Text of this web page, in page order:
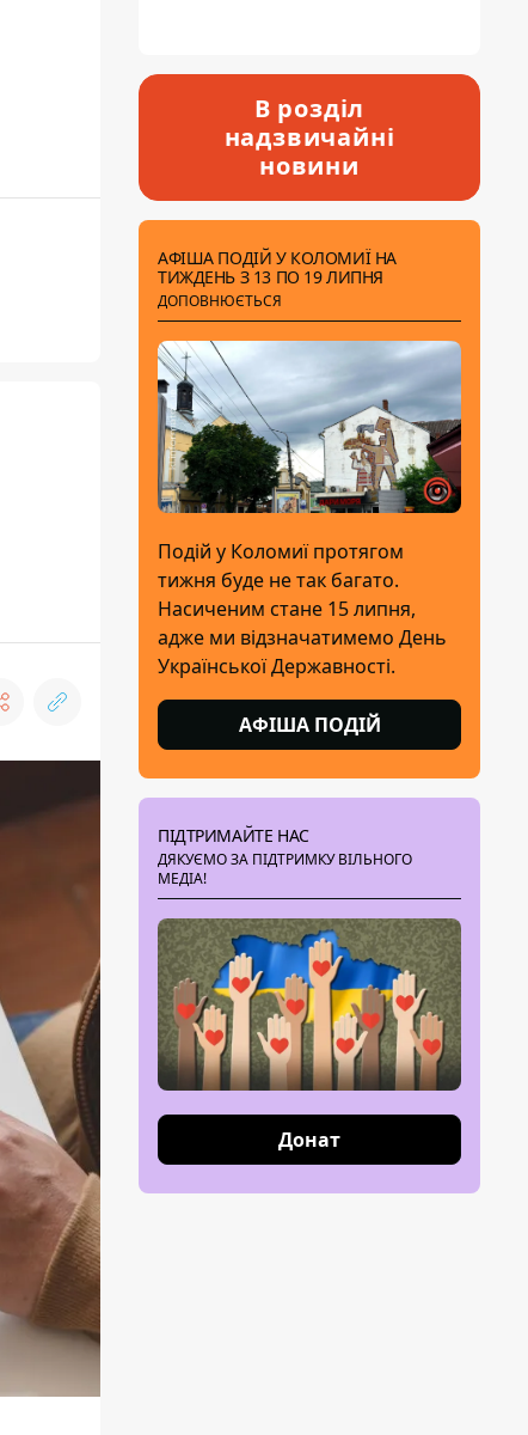
В розділ
надзвичайні
новини
АФІША ПОДІЙ У КОЛОМИЇ НА
ТИЖДЕНЬ З 13 ПО 19 ЛИПНЯ
ДОПОВНЮЄТЬСЯ
Подій у Коломиї протягом
тижня буде не так багато.
Насиченим стане 15 липня,
адже ми відзначатимемо День
Української Державності.
АФІША ПОДІЙ
ПІДТРИМАЙТЕ НАС
ДЯКУЄМО ЗА ПІДТРИМКУ ВІЛЬНОГО
МЕДІА!
Донат